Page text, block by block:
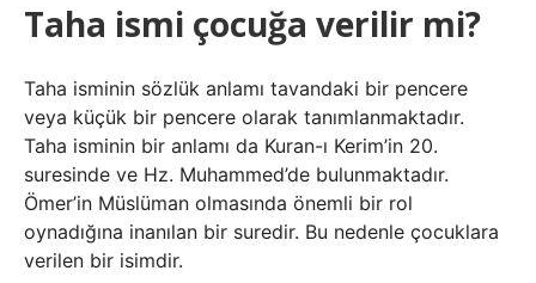
Taha ismi çocuğa verilir mi?
Taha isminin sözlük anlamı tavandaki bir pencere
veya küçük bir pencere olarak tanımlanmaktadır.
Taha isminin bir anlamı da Kuran-ı Kerim’in 20.
suresinde ve Hz. Muhammed’de bulunmaktadır.
Ömer’in Müslüman olmasında önemli bir rol
oynadığına inanılan bir suredir. Bu nedenle çocuklara
verilen bir isimdir.